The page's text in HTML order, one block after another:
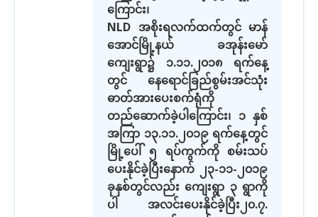
ကြောင်း၊
NLD အစိုးရလက်ထက်တွင် မာန်
အောင်မြို့နယ် ခအုန်းမော်
ကျေးရွာ၌ ၁.၁၁.၂၀၁၈ ရက်နေ့
တွင် နေရောင်ခြည်စွမ်းအင်သုံး
ဓာတ်အားပေးစက်ရုံကို
တည်ဆောက်ခဲ့ပါကြောင်း၊ ၁ နှစ်
အကြာ ၁၃.၁၁.၂၀၁၉ ရက်နေ့တွင်
မြို့ပေါ် ၅ ရပ်ကွက်ကို စမ်းသပ်
ပေးနိုင်ခဲ့ပြီးနောက် ၂၃-၁၁-၂၀၁၉
ခုနှစ်တွင်လည်း ကျေးရွာ ၃ ရွာကို
ပါ အလင်းပေးနိုင်ခဲ့ပြီး၂၀.၇.